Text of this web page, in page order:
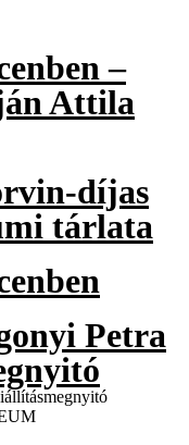
–
Attila
díjas
tárlata
Petra